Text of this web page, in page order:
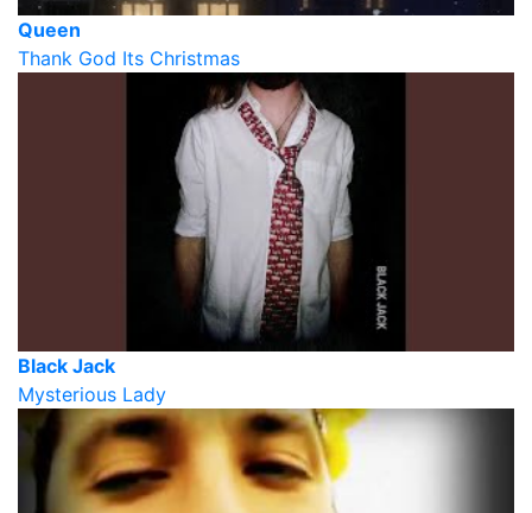
Queen
Thank God Its Christmas
Black Jack
Mysterious Lady